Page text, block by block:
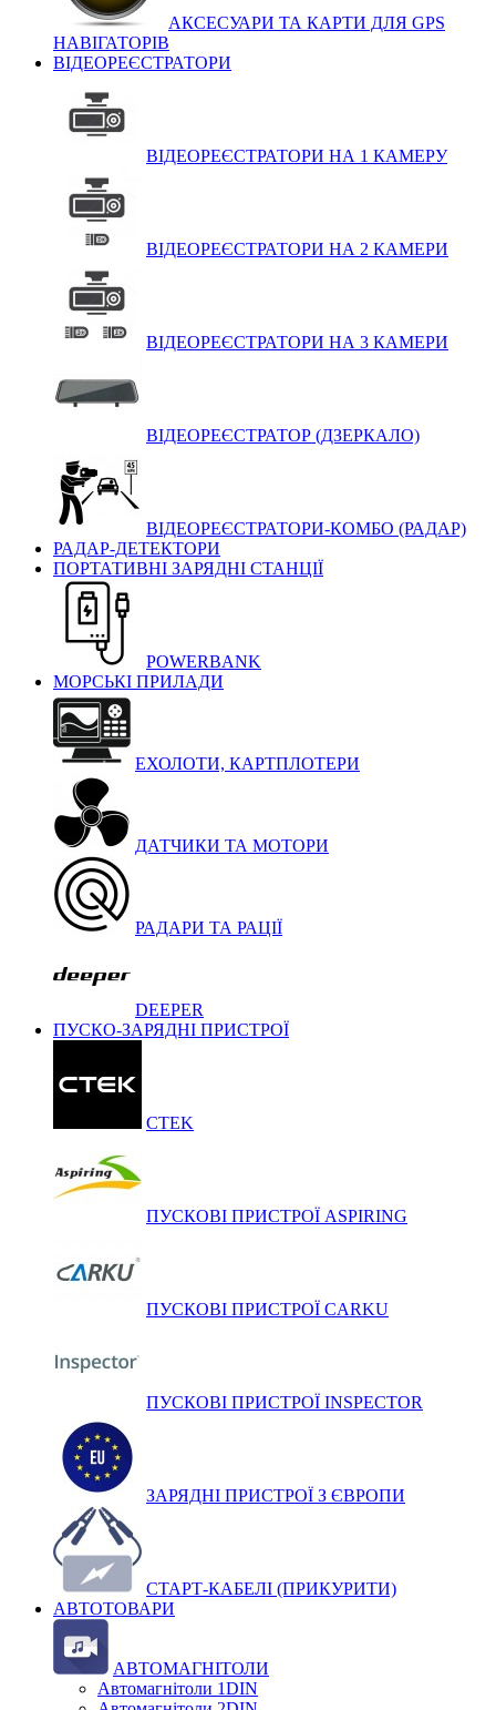
АКСЕСУАРИ ТА КАРТИ ДЛЯ GPS
НАВІГАТОРІВ
ВІДЕОРЕЄСТРАТОРИ
ВІДЕОРЕЄСТРАТОРИ НА 1 КАМЕРУ
ВІДЕОРЕЄСТРАТОРИ НА 2 КАМЕРИ
ВІДЕОРЕЄСТРАТОРИ НА 3 КАМЕРИ
ВІДЕОРЕЄСТРАТОР (ДЗЕРКАЛО)
ВІДЕОРЕЄСТРАТОРИ-КОМБО (РАДАР)
РАДАР-ДЕТЕКТОРИ
ПОРТАТИВНІ ЗАРЯДНІ СТАНЦІЇ
POWERBANK
МОРСЬКІ ПРИЛАДИ
ЕХОЛОТИ, КАРТПЛОТЕРИ
ДАТЧИКИ ТА МОТОРИ
РАДАРИ ТА РАЦІЇ
DEEPER
ПУСКО-ЗАРЯДНІ ПРИСТРОЇ
CTEK
ПУСКОВІ ПРИСТРОЇ ASPIRING
ПУСКОВІ ПРИСТРОЇ CARKU
ПУСКОВІ ПРИСТРОЇ INSPECTOR
ЗАРЯДНІ ПРИСТРОЇ З ЄВРОПИ
СТАРТ-КАБЕЛІ (ПРИКУРИТИ)
АВТОТОВАРИ
АВТОМАГНІТОЛИ
Автомагнітоли 1DIN